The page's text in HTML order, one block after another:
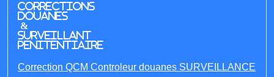
Corrections
Douanes
&
Surveillant
penitentiaire
Correction QCM Controleur douanes SURVEILLANCE